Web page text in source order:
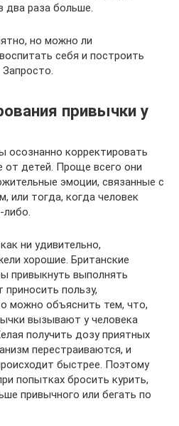
раза больше.
но можно ли
себя и построить
привычки у
корректировать
от детей. Проще всего они
эмоции, связанные с
или тогда, когда человек
ни удивительно,
хорошие. Британские
привыкнуть выполнять
пользу,
можно объяснить тем, что,
вызывают у человека
получить дозу приятных
перестраиваются, и
быстрее. Поэтому
попытках бросить курить,
привычного или бегать по